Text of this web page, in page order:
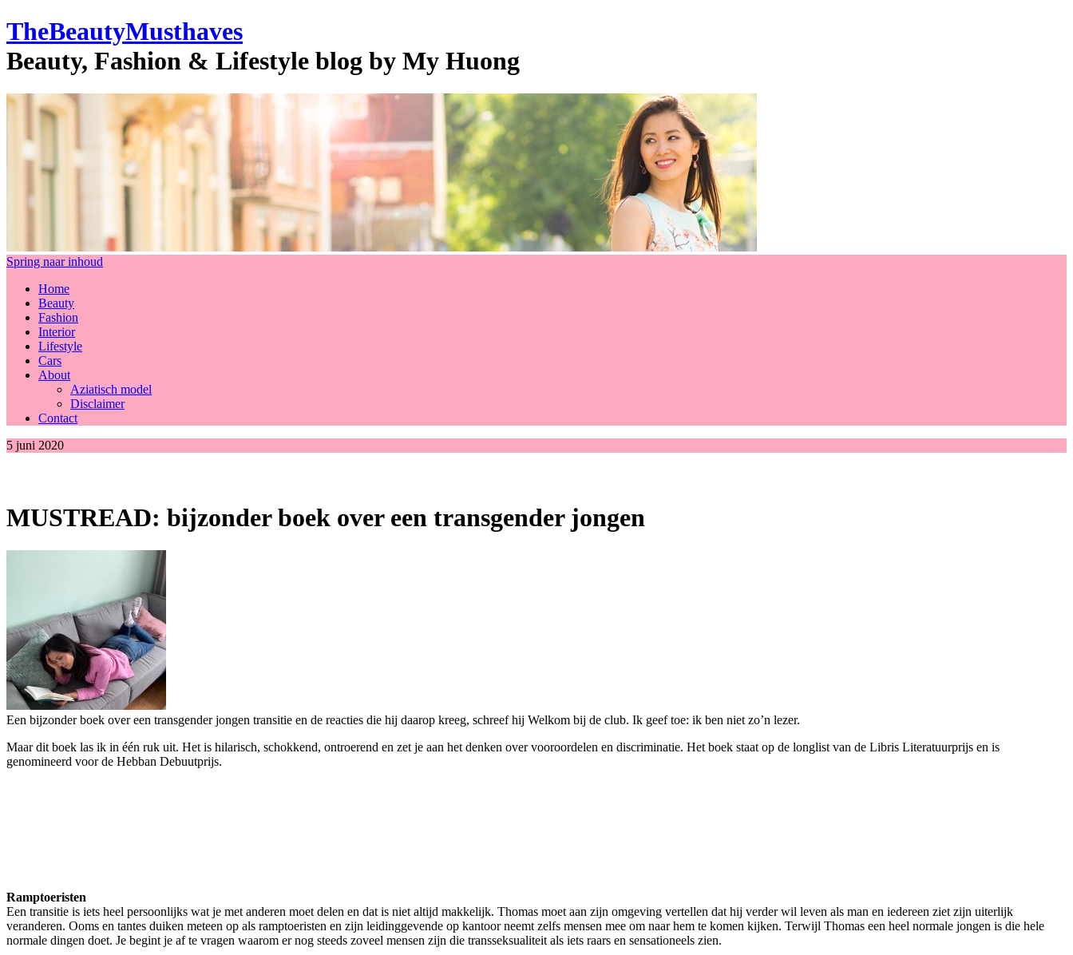
TheBeautyMusthaves
Beauty, Fashion & Lifestyle blog by My Huong
Spring naar inhoud
Home
Beauty
Fashion
Interior
Lifestyle
Cars
About
Aziatisch model
Disclaimer
Contact
5 juni 2020
MUSTREAD: bijzonder boek over een transgender jongen
Een bijzonder boek over een transgender jongen transitie en de reacties die hij daarop kreeg, schreef hij Welkom bij de club. Ik geef toe: ik ben niet zo’n lezer.
Maar dit boek las ik in één ruk uit. Het is hilarisch, schokkend, ontroerend en zet je aan het denken over vooroordelen en discriminatie. Het boek staat op de longlist van de Libris Literatuurprijs en is
genomineerd voor de Hebban Debuutprijs.
Ramptoeristen
Een transitie is iets heel persoonlijks wat je met anderen moet delen en dat is niet altijd makkelijk. Thomas moet aan zijn omgeving vertellen dat hij verder wil leven als man en iedereen ziet zijn uiterlijk
veranderen. Ooms en tantes duiken meteen op als ramptoeristen en zijn leidinggevende op kantoor neemt zelfs mensen mee om naar hem te komen kijken. Terwijl Thomas een heel normale jongen is die hele
normale dingen doet. Je begint je af te vragen waarom er nog steeds zoveel mensen zijn die transseksualiteit als iets raars en sensationeels zien.